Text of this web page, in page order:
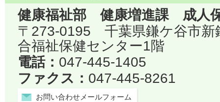
健康福祉部 健康増進課 成人
〒273-0195 千葉県鎌ケ谷市
合福祉保健センター1階
電話： 047-445-1405
ファクス： 047-445-8261
お問い合わせメールフォーム